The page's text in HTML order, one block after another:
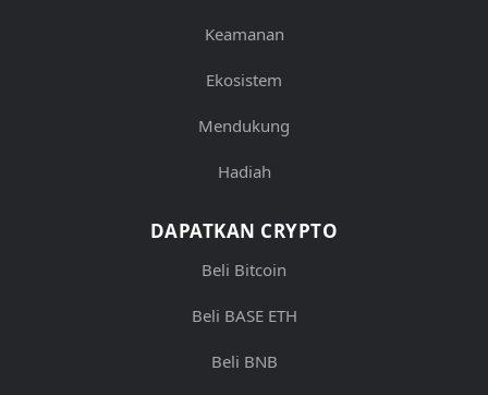
Keamanan
Ekosistem
Mendukung
Hadiah
DAPATKAN CRYPTO
Beli Bitcoin
Beli BASE ETH
Beli BNB